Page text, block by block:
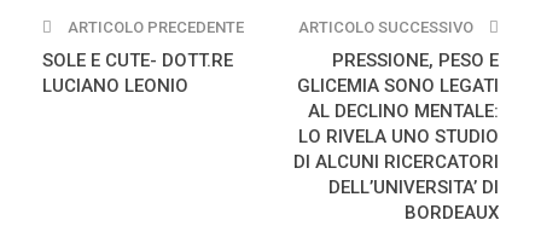
ARTICOLO PRECEDENTE
SOLE E CUTE- DOTT.RE
LUCIANO LEONIO
ARTICOLO SUCCESSIVO
PRESSIONE, PESO E
GLICEMIA SONO LEGATI
AL DECLINO MENTALE:
LO RIVELA UNO STUDIO
DI ALCUNI RICERCATORI
DELL’UNIVERSITA’ DI
BORDEAUX